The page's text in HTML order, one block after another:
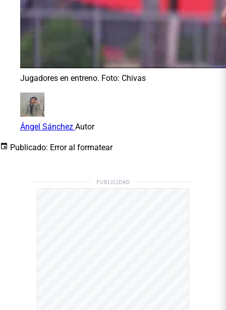
Jugadores en entreno. Foto: Chivas
Ángel Sánchez Autor
Publicado: Error al formatear
PUBLICIDAD